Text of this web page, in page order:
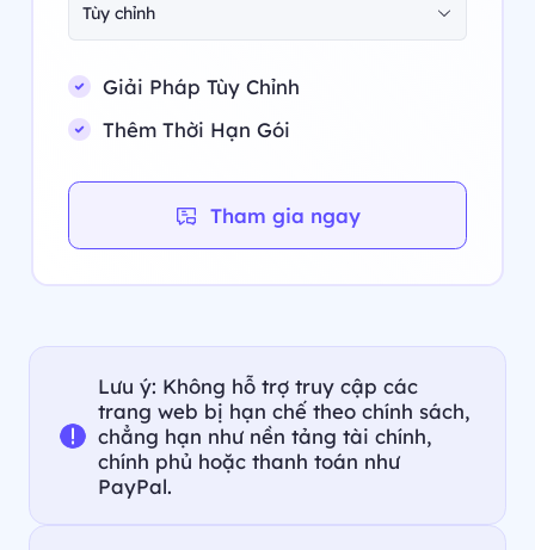
Tùy chỉnh
Giải Pháp Tùy Chỉnh
Thêm Thời Hạn Gói
Tham gia ngay
Lưu ý: Không hỗ trợ truy cập các
trang web bị hạn chế theo chính sách,
chẳng hạn như nền tảng tài chính,
chính phủ hoặc thanh toán như
PayPal.